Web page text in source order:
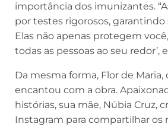
importância dos imunizantes.
por testes rigorosos, garantindo
Elas não apenas protegem
todas as pessoas ao seu redor’,
Da mesma forma, Flor de Maria,
encantou com a obra.
histórias, sua mãe, Núbia Cruz,
Instagram para compartilhar os